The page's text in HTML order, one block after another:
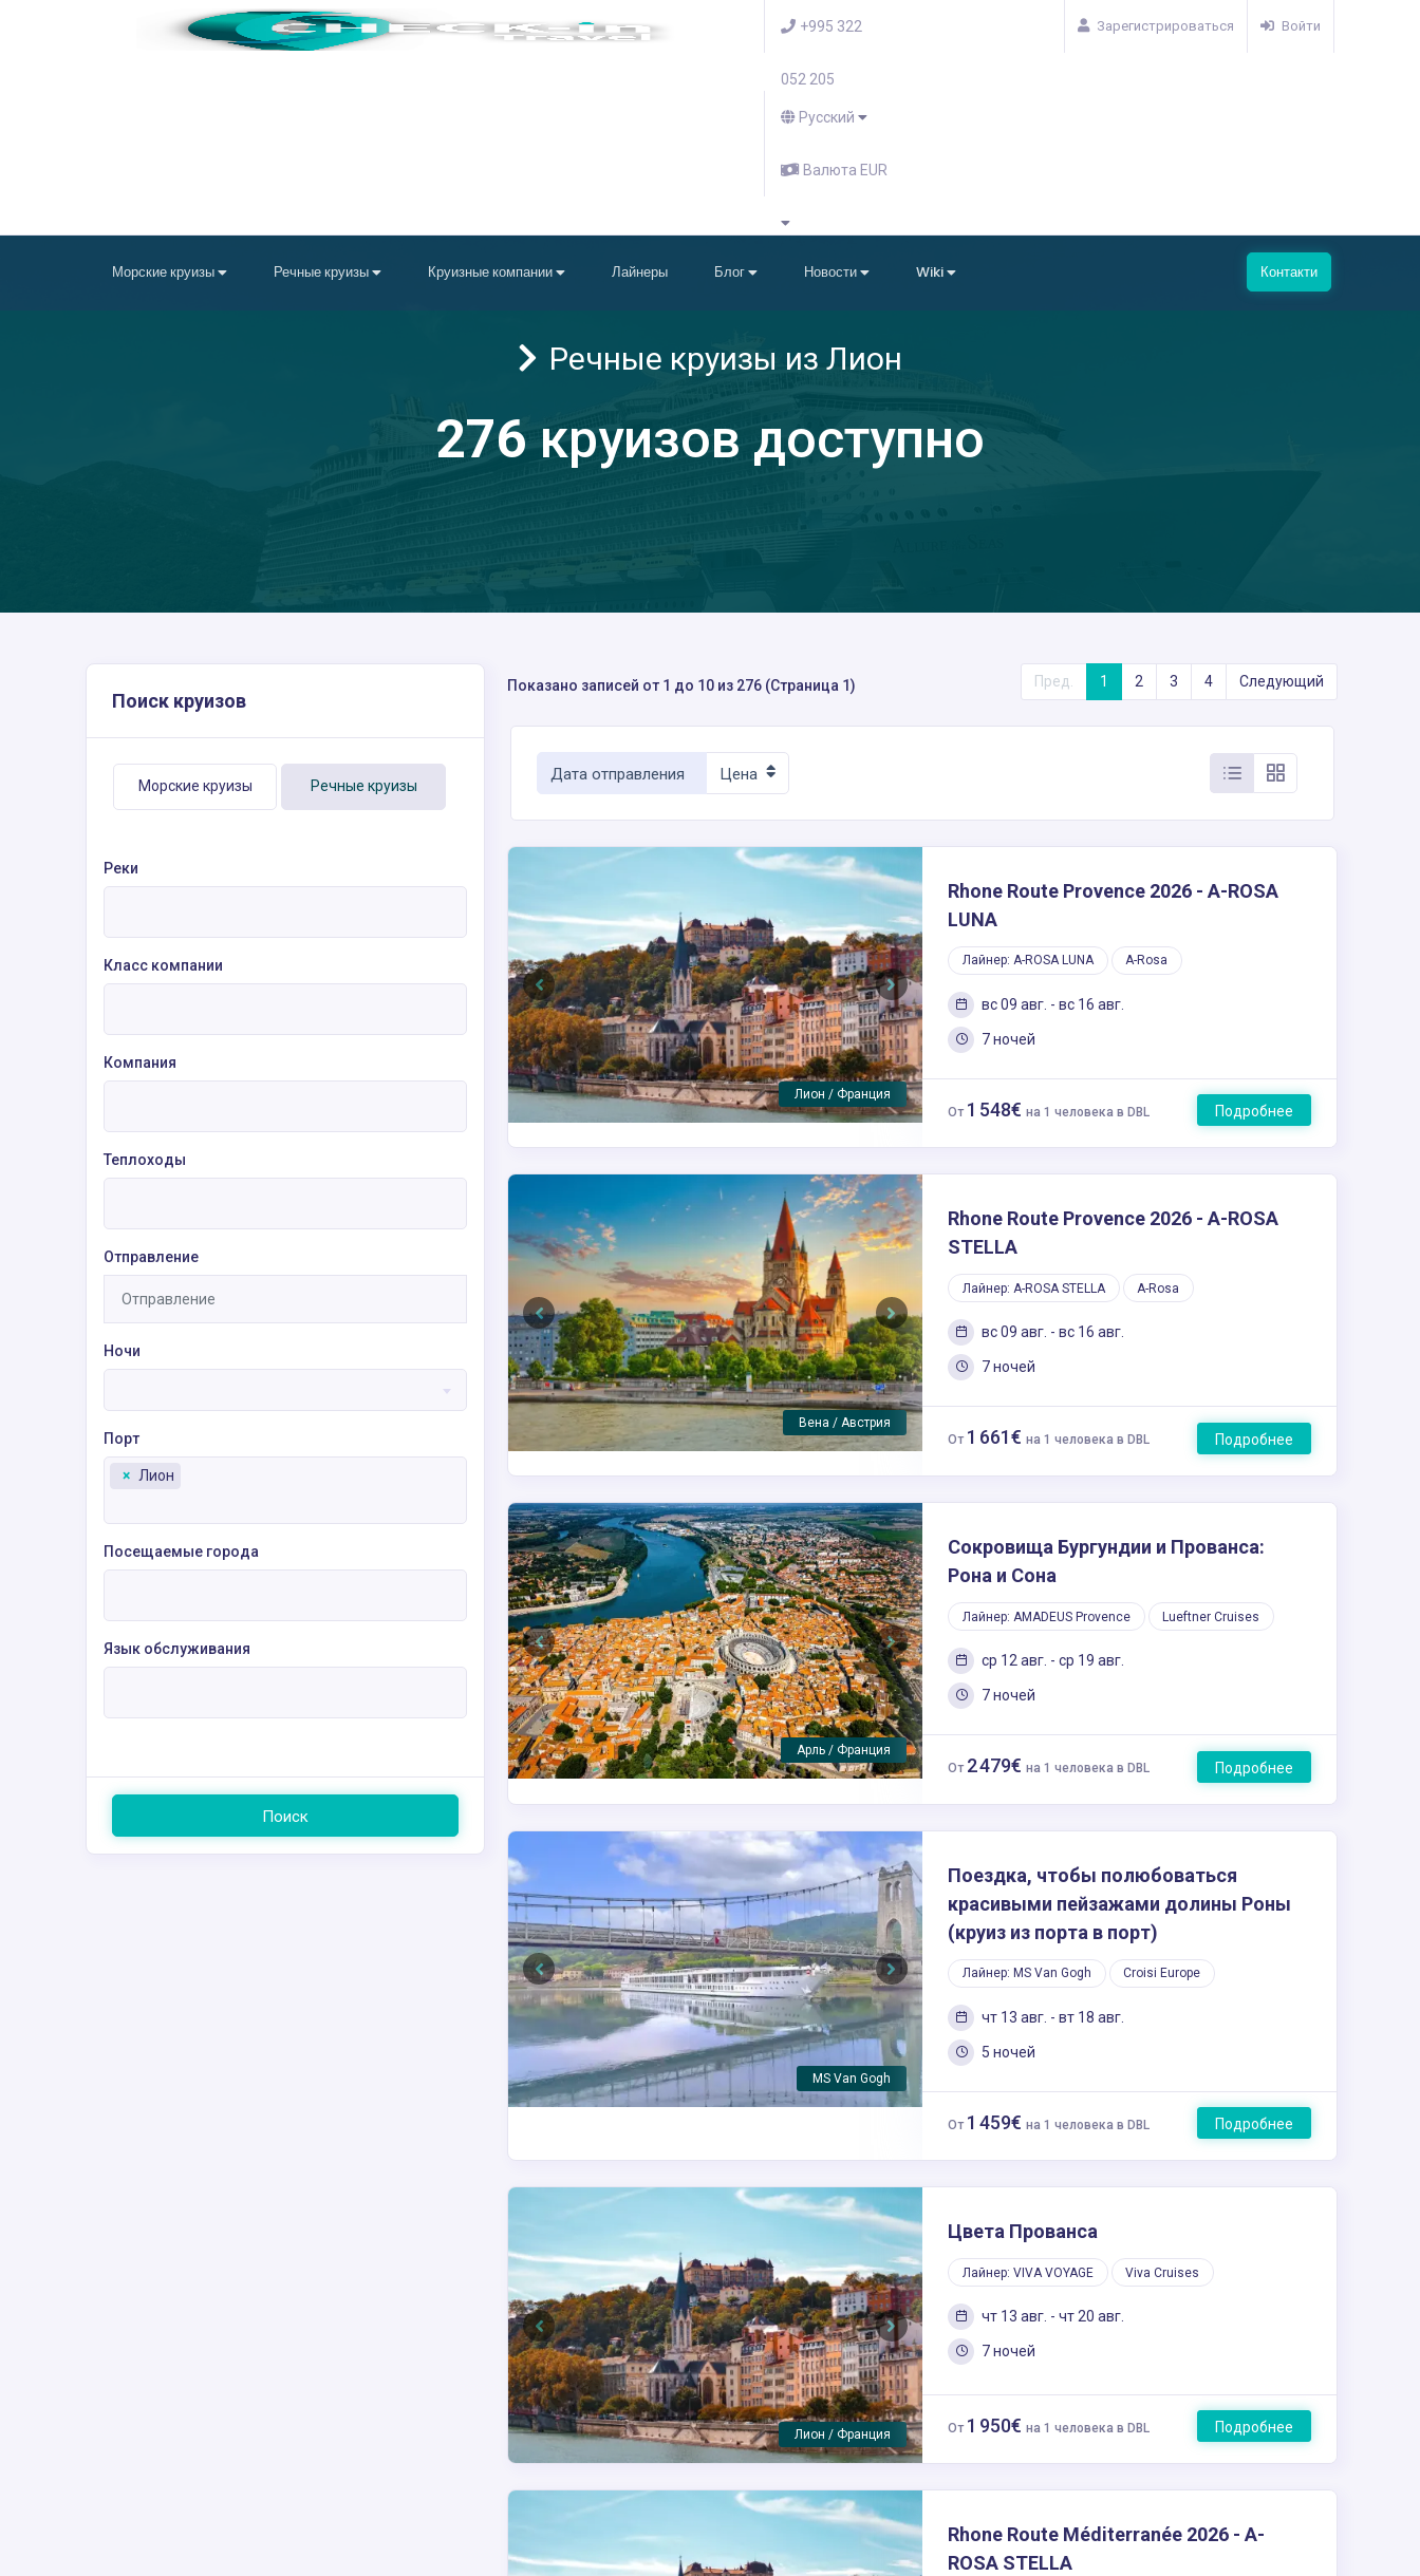
+995 322
052 205
Русский
Валюта EUR
Зарегистрироваться Войти
Морские круизы Речные круизы Круизные компании Лайнеры Блог Новости Wiki Контакти
Речные круизы из Лион
276 круизов доступно
Поиск круизов
Морские круизы Речные круизы
Реки
Класс компании
Компания
Теплоходы
Отправление
Ночи
Порт
× Лион
Посещаемые города
Язык обслуживания
Поиск
Показано записей от 1 до 10 из 276 (Страница 1) Пред. 1 2 3 4 Следующий
Дата отправления Цена
A-ROSA LUNA
Previous Next
Rhone Route Provence 2026 - A-ROSA
LUNA
Лайнер: A-ROSA LUNA A-Rosa
вс 09 авг. - вс 16 авг.
7 ночей
От 1 548€ на 1 человека в DBL Подробнее
Турнон-сюр-Рон / Франция
Previous Next
Rhone Route Provence 2026 - A-ROSA
STELLA
Лайнер: A-ROSA STELLA A-Rosa
вс 09 авг. - вс 16 авг.
7 ночей
От 1 661€ на 1 человека в DBL Подробнее
Маршрут круиза
Previous Next
Сокровища Бургундии и Прованса:
Рона и Сона
Лайнер: AMADEUS Provence Lueftner Cruises
ср 12 авг. - ср 19 авг.
7 ночей
От 2 479€ на 1 человека в DBL Подробнее
Маршрут круиза
Previous Next
Поездка, чтобы полюбоваться
красивыми пейзажами долины Роны
(круиз из порта в порт)
Лайнер: MS Van Gogh Croisi Europe
чт 13 авг. - вт 18 авг.
5 ночей
От 1 459€ на 1 человека в DBL Подробнее
Лион / Франция
Previous Next
Цвета Прованса
Лайнер: VIVA VOYAGE Viva Cruises
чт 13 авг. - чт 20 авг.
7 ночей
От 1 950€ на 1 человека в DBL Подробнее
Rhone Route Méditerranée 2026 - A-
ROSA STELLA